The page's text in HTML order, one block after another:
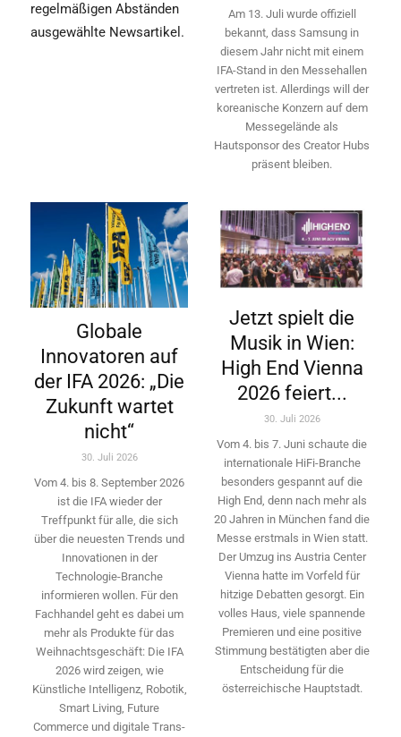
regelmäßigen Abständen
ausgewählte Newsartikel.
Am 13. Juli wurde offiziell
bekannt, dass Samsung in
diesem Jahr nicht mit einem
IFA-Stand in den Messehallen
vertreten ist. Allerdings will ­der
koreanische Konzern auf dem
Messegelände als
Hautsponsor des Creator Hubs
präsent bleiben.
Globale
Innovatoren auf
der IFA 2026: „Die
Zukunft wartet
nicht“
30. Juli 2026
Vom 4. bis 8. September 2026
ist die IFA wieder der
Treffpunkt für alle, die sich
über die neuesten Trends und
Innovationen in der
Technologie-­Branche
informieren wollen. Für den
Fachhandel geht es dabei um
mehr als Produkte für das
Weihnachtsgeschäft: Die IFA
2026 wird ­zeigen, wie
Künstliche Intelligenz, Robotik,
Smart Living, Future
Commerce und digitale Trans­
Jetzt spielt die
Musik in Wien:
High End Vienna
2026 feiert...
30. Juli 2026
Vom 4. bis 7. Juni schaute die
internationale HiFi-Branche
besonders gespannt auf die
High End, denn nach mehr als
20 Jahren in München fand die
Messe erstmals in Wien statt.
Der Umzug ins Austria Center
Vienna hatte im Vorfeld für
hitzige Debatten gesorgt. Ein
volles Haus, viele spannende
Premieren und eine positive
Stimmung bestätigten aber die
Entscheidung für die
österreichische Hauptstadt.